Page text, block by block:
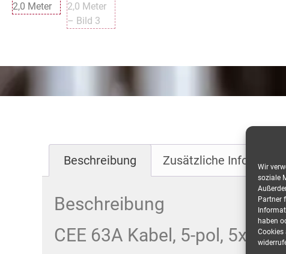
Wir
soziale
Partner
haben
Cookies
Beschreibung Zusätzliche Information
Beschreibung
CEE 63A Kabel, 5-pol,